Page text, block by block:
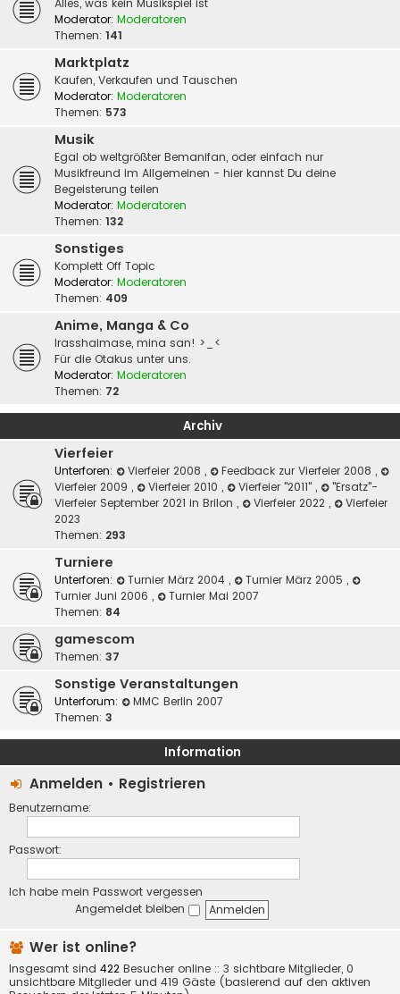
Alles, was kein Musikspiel ist
Moderator: Moderatoren
Themen: 141
Marktplatz
Kaufen, Verkaufen und Tauschen
Moderator: Moderatoren
Themen: 573
Musik
Egal ob weltgrößter Bemanifan, oder einfach nur
Musikfreund im Allgemeinen - hier kannst Du deine
Begeisterung teilen
Moderator: Moderatoren
Themen: 132
Sonstiges
Komplett Off Topic
Moderator: Moderatoren
Themen: 409
Anime, Manga & Co
Irasshaimase, mina san! >_<
Für die Otakus unter uns.
Moderator: Moderatoren
Themen: 72
Archiv
Vierfeier
Unterforen: Vierfeier 2008 , Feedback zur Vierfeier 2008 ,
Vierfeier 2009 , Vierfeier 2010 , Vierfeier "2011" ,
"Ersatz"-
Vierfeier September 2021 in Brilon , Vierfeier 2022 ,
Vierfeier
2023
Themen: 293
Turniere
Unterforen: Turnier März 2004 , Turnier März 2005 ,
Turnier Juni 2006 ,
Turnier Mai 2007
Themen: 84
gamescom
Themen: 37
Sonstige Veranstaltungen
Unterforum:
MMC Berlin 2007
Themen: 3
Information
Anmelden • Registrieren
Benutzername:
Passwort:
Ich habe mein Passwort vergessen
Angemeldet bleiben
Wer ist online?
Insgesamt sind 422 Besucher online :: 3 sichtbare Mitglieder, 0
unsichtbare Mitglieder und 419 Gäste (basierend auf den aktiven